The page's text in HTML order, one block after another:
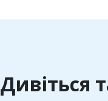
Дивіться